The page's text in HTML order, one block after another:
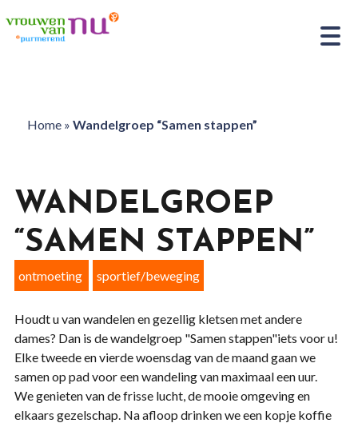
Home» Wandelgroep “Samen stappen”
WANDELGROEP
“SAMEN STAPPEN”
ontmoeting sportief/beweging
Houdt u van wandelen en gezellig kletsen met andere
dames? Dan is de wandelgroep "Samen stappen"iets voor u!
Elke tweede en vierde woensdag van de maand gaan we
samen op pad voor een wandeling van maximaal een uur.
We genieten van de frisse lucht, de mooie omgeving en
elkaars gezelschap. Na afloop drinken we een kopje koffie